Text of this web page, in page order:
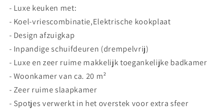
- Luxe keuken met:
- Koel-vriescombinatie,Elektrische kookplaat
- Design afzuigkap
- Inpandige schuifdeuren (drempelvrij)
- Luxe en zeer ruime makkelijk toegankelijke badkamer
- Woonkamer van ca. 20 m²
- Zeer ruime slaapkamer
- Spotjes verwerkt in het overstek voor extra sfeer